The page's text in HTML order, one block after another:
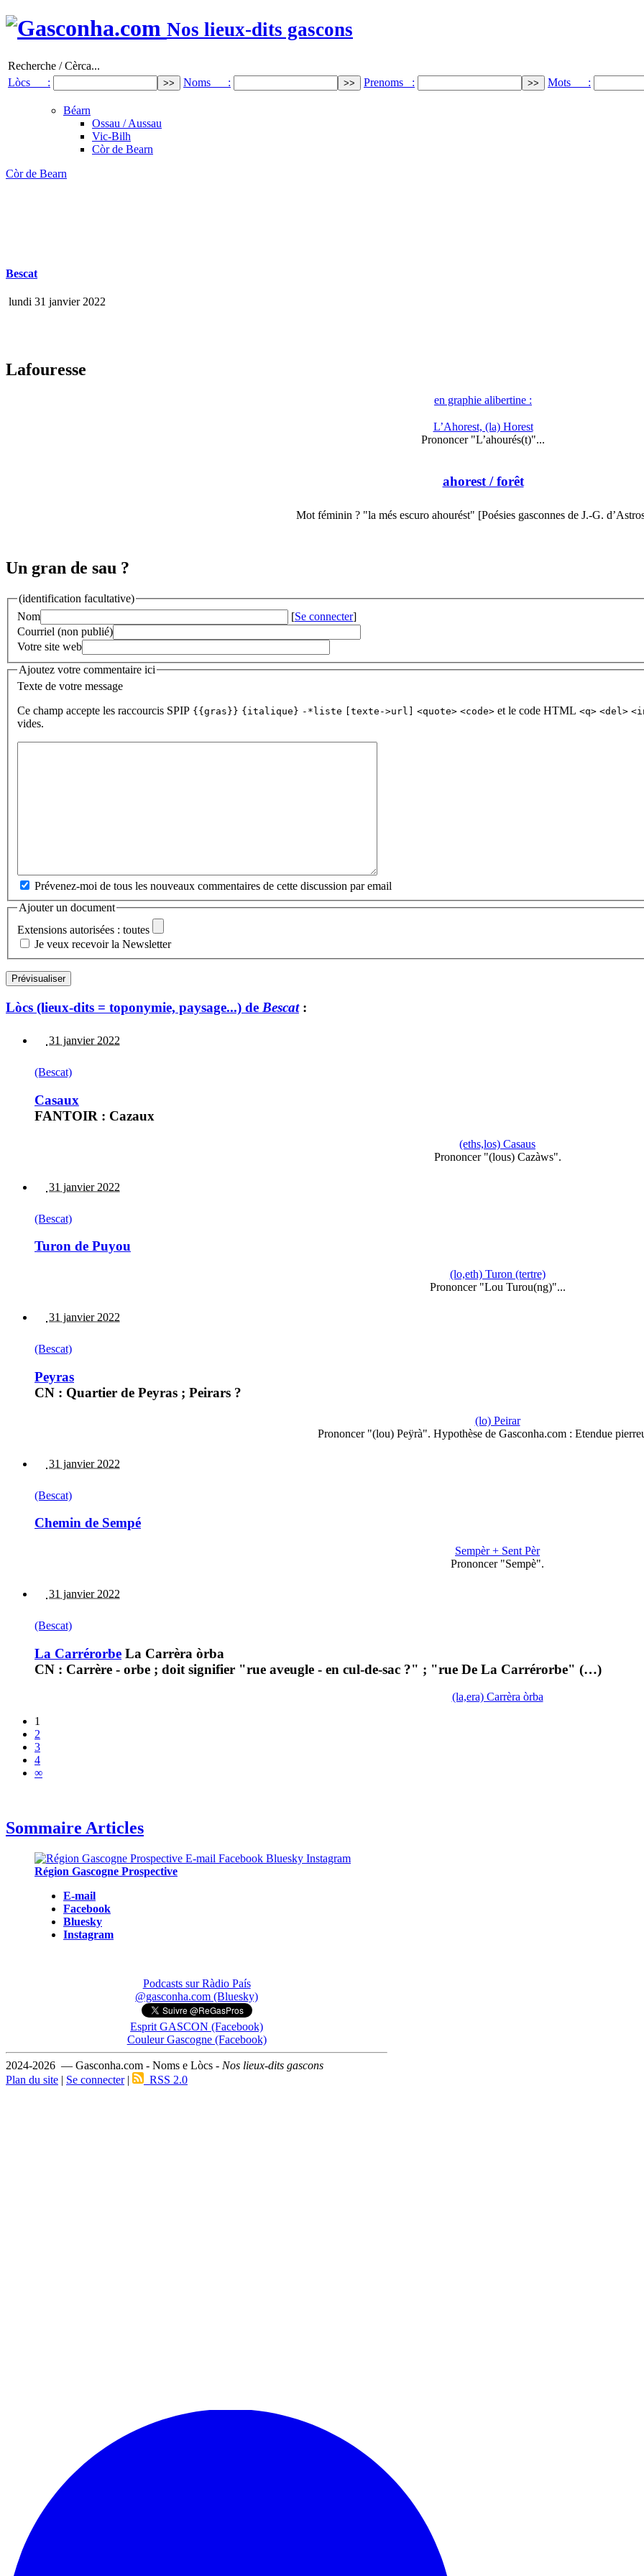
Nos lieux-dits gascons
Recherche / Cèrca...
Lòcs :
Noms : Prenoms : Mots :
Béarn
Ossau / Aussau
Vic-Bilh
Còr de Bearn
Còr de Bearn
Bescat
lundi 31 janvier 2022
Lafouresse
en graphie alibertine :
L’Ahorest, (la) Horest
Prononcer "L’ahourés(t)"...
ahorest/ forêt
Mot féminin ? "la més escuro ahourést" [Poésies gasconnes de J.-G.
Un gran de sau ?
(identification facultative)
Nom
[Se connecter]
Courriel (non publié)
Votre site web
Ajoutez votre commentaire ici
Texte de votre message
Ce champ accepte les raccourcis SPIP {{gras}} {italique} -*liste [texte->url] <quote> <code> et le code HTML <q> <del>
vides.
Prévenez-moi de tous les nouveaux commentaires de cette discussion par email
Ajouter un document
Extensions autorisées : toutes
Je veux recevoir la Newsletter
Lòcs (lieux-dits = toponymie, paysage...) de Bescat:
31 janvier 2022
(Bescat)
Casaux
FANTOIR : Cazaux
(eths,los) Casaus
Prononcer "(lous) Cazàws".
31 janvier 2022
(Bescat)
Turon de Puyou
(lo,eth) Turon (tertre)
Prononcer "Lou Turou(ng)"...
31 janvier 2022
(Bescat)
Peyras
CN : Quartier de Peyras ; Peirars ?
(lo) Peirar
Prononcer "(lou) Peÿrà". Hypothèse de Gasconha.com : Etendue
31 janvier 2022
(Bescat)
Chemin de Sempé
Sempèr + Sent Pèr
Prononcer "Sempè".
31 janvier 2022
(Bescat)
La Carrérorbe La Carrèra òrba
CN : Carrère - orbe ; doit signifier "rue aveugle - en cul-de-sac ?" ; "rue De La Carrérorbe" (…)
(la,era) Carrèra òrba
1
2
3
4
∞
Sommaire Articles
Région Gascogne Prospective
E-mail
Facebook
Bluesky
Instagram
Podcasts sur Ràdio País
@gasconha.com (Bluesky)
Esprit GASCON (Facebook)
Couleur Gascogne (Facebook)
2024-2026 — Gasconha.com - Noms e Lòcs - Nos lieux-dits gascons
Plan du site | Se connecter| RSS 2.0